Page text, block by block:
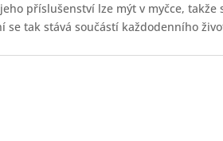
příslušenství lze mýt v myčce,
se tak stává součástí každodenního